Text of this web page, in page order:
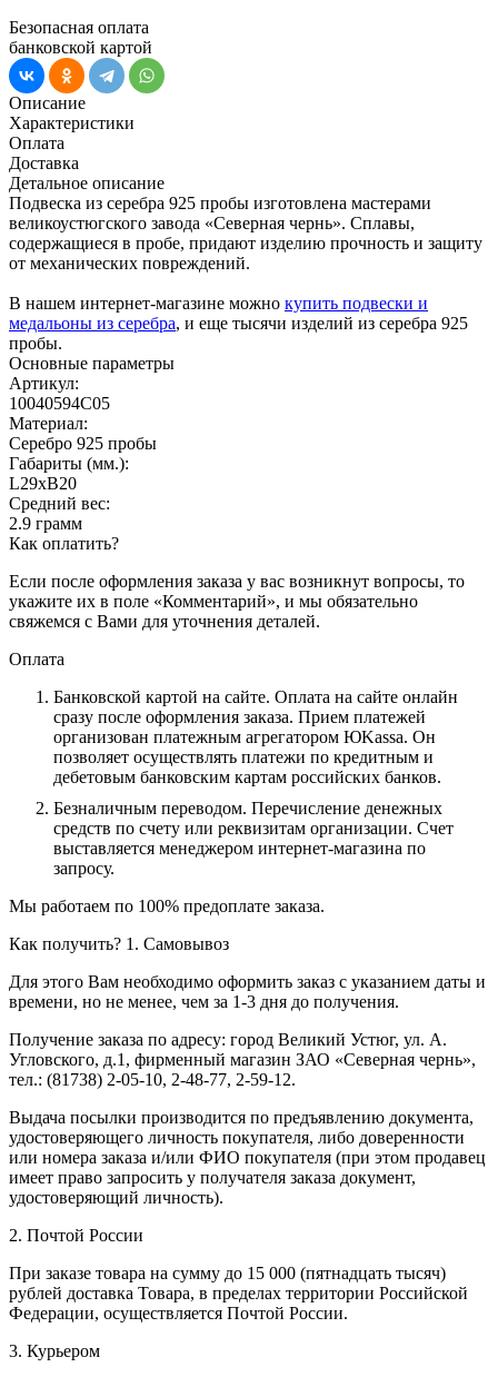
Безопасная оплата
банковской картой
Описание
Характеристики
Оплата
Доставка
Детальное описание
Подвеска из серебра 925 пробы изготовлена мастерами
великоустюгского завода «Северная чернь». Сплавы,
содержащиеся в пробе, придают изделию прочность и защиту
от механических повреждений.
В нашем интернет-магазине можно купить подвески и
медальоны из серебра, и еще тысячи изделий из серебра 925
пробы.
Основные параметры
Артикул:
10040594С05
Материал:
Серебро 925 пробы
Габариты (мм.):
L29хB20
Средний вес:
2.9 грамм
Как оплатить?
Если после оформления заказа у вас возникнут вопросы, то
укажите их в поле «Комментарий», и мы обязательно
свяжемся с Вами для уточнения деталей.
Оплата
Банковской картой на сайте. Оплата на сайте онлайн
сразу после оформления заказа. Прием платежей
организован платежным агрегатором ЮKassa. Он
позволяет осуществлять платежи по кредитным и
дебетовым банковским картам российских банков.
Безналичным переводом. Перечисление денежных
средств по счету или реквизитам организации. Счет
выставляется менеджером интернет-магазина по
запросу.
Мы работаем по 100% предоплате заказа.
Как получить? 1. Самовывоз
Для этого Вам необходимо оформить заказ с указанием даты и
времени, но не менее, чем за 1-3 дня до получения.
Получение заказа по адресу: город Великий Устюг, ул. А.
Угловского, д.1, фирменный магазин ЗАО «Северная чернь»,
тел.: (81738) 2-05-10, 2-48-77, 2-59-12.
Выдача посылки производится по предъявлению документа,
удостоверяющего личность покупателя, либо доверенности
или номера заказа и/или ФИО покупателя (при этом продавец
имеет право запросить у получателя заказа документ,
удостоверяющий личность).
2. Почтой России
При заказе товара на сумму до 15 000 (пятнадцать тысяч)
рублей доставка Товара, в пределах территории Российской
Федерации, осуществляется Почтой России.
3. Курьером